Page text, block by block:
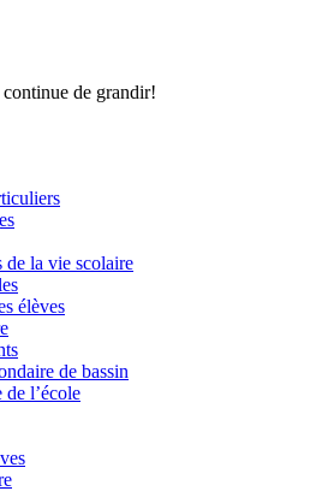
de grandir!
de la vie scolaire
élèves
de bassin
de l’école